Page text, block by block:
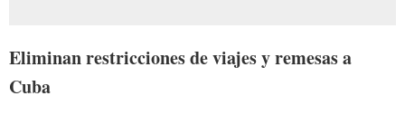
Eliminan restricciones de viajes y remesas a
Cuba